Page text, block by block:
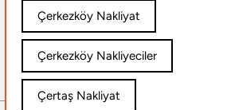
Çerkezköy Nakliyat
Çerkezköy Nakliyeciler
Çertaş Nakliyat